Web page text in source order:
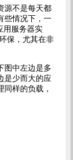
源不是每天都
些情况下，一
用服务器实
保，尤其在非
图中左边是多
是少而大的应
样的负载，